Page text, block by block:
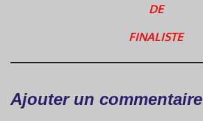
DE
FINALISTE
Ajouter un commentaire